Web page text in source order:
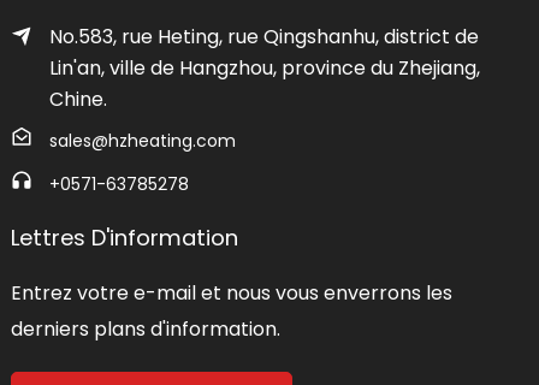
No.583, rue Heting, rue Qingshanhu, district de
Lin'an, ville de Hangzhou, province du Zhejiang,
Chine.
sales@hzheating.com
+0571-63785278
Lettres D'information
Entrez votre e-mail et nous vous enverrons les
derniers plans d'information.